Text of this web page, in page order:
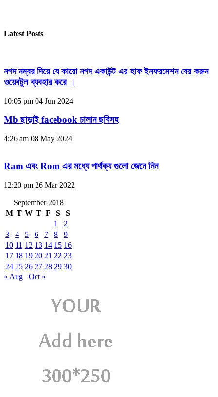
Latest Posts
নগদ নম্বর দিয়ে যে কারো নগদ একাউন্ট এর হাফ ইনফরমেশন বের করুন
ওয়েবটুল ব্যবহার করে ।
10:05 pm 04 Jun 2024
Mb ছাড়াই facebook চালান ছবিসহ
4:26 am 08 May 2024
Ram এবং Rom এর মধ্যে পার্থক্য গুলো জেনে নিন
12:20 pm 26 Mar 2022
September 2018
M T W T F S
S
1
2
3
4 5 6 7 8
9
10 11 12 13 14 15 16
17 18 19 20 21 22 23
24 25 26 27 28 29 30
« Aug
Oct »